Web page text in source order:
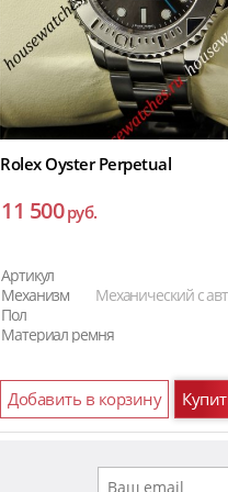
Rolex Oyster Perpetual
11 500руб.
Артикул
Механизм
Механический с
Пол
Материал ремня
Добавить в корзину